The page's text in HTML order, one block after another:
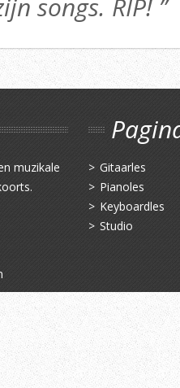
songs. RIP! ”
muzikale
Gitaarles
Pianoles
Keyboardles
Studio